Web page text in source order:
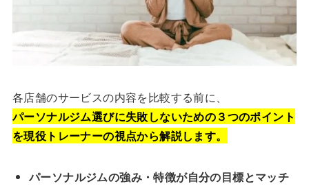
各店舗のサービスの内容を比較する前に、
パーソナルジム選びに失敗しないための３つのポイント
を現役トレーナーの視点から解説します。
パーソナルジムの強み・特徴が自分の目標とマッチ